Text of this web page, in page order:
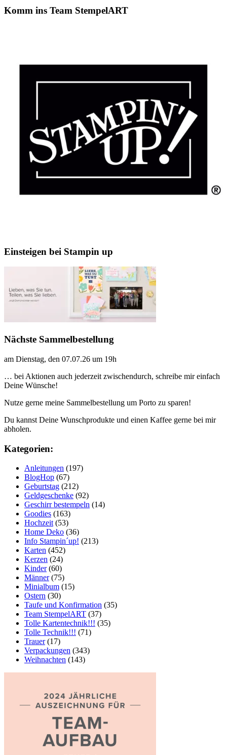
Komm ins Team StempelART
Einsteigen bei Stampin up
Nächste Sammelbestellung
am Dienstag, den 07.07.26 um 19h
… bei Aktionen auch jederzeit zwischendurch, schreibe mir einfach
Deine Wünsche!
Nutze gerne meine Sammelbestellung um Porto zu sparen!
Du kannst Deine Wunschprodukte und einen Kaffee gerne bei mir
abholen.
Kategorien:
Anleitungen (197)
BlogHop (67)
Geburtstag (212)
Geldgeschenke (92)
Geschirr bestempeln (14)
Goodies (163)
Hochzeit (53)
Home Deko (36)
Info Stampin´up! (213)
Karten (452)
Kerzen (24)
Kinder(60)
Männer(75)
Minialbum (15)
Ostern (30)
Taufe und Konfirmation (35)
Team StempelART (37)
Tolle Kartentechnik!!! (35)
Tolle Technik!!! (71)
Trauer(17)
Verpackungen (343)
Weihnachten (143)